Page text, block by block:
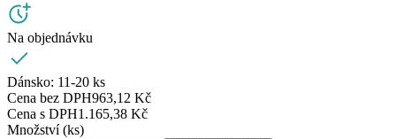
Na objednávku
Dánsko: 11-20 ks
Cena bez DPH963,12 Kč
Cena s DPH1.165,38 Kč
Množství (ks)